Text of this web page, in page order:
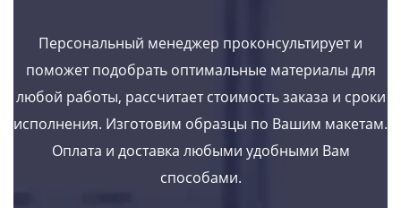
Персональный менеджер проконсультирует и
поможет подобрать оптимальные материалы для
любой работы, рассчитает стоимость заказа и сроки
исполнения. Изготовим образцы по Вашим макетам.
Оплата и доставка любыми удобными Вам
способами.